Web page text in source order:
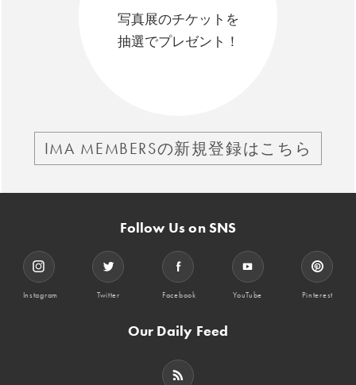
写真展のチケットを
抽選でプレゼント！
IMA MEMBERSの新規登録はこちら
Follow Us on SNS
Instagram Twitter Facebook YouTube Pinterest
Our Daily Feed